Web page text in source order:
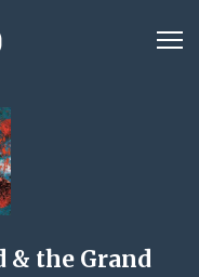
& the Grand